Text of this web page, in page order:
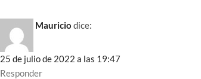
Mauricio dice:
25 de julio de 2022 a las 19:47
Responder